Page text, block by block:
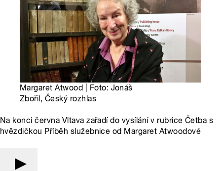
Margaret Atwood | Foto: Jonáš
Zbořil, Český rozhlas
Na konci června Vltava zařadí do vysílání v rubrice Četba s
hvězdičkou Příběh služebnice od Margaret Atwoodové